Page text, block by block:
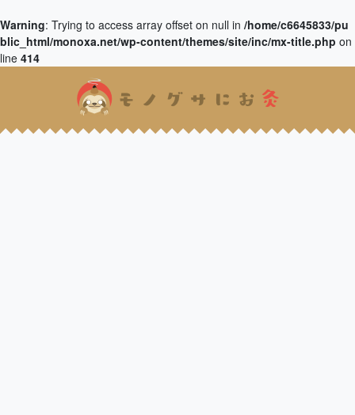
Warning: Trying to access array offset on null in /home/c6645833/pu
blic_html/monoxa.net/wp-content/themes/site/inc/mx-title.php on
line 414